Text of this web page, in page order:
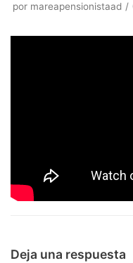
por mareapensionistaad
Deja una respuesta